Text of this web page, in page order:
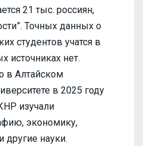
21 тыс. россиян,
Точных данных о
студентов учатся в
источниках нет.
в Алтайском
в 2025 году
изучали
экономику,
другие науки.